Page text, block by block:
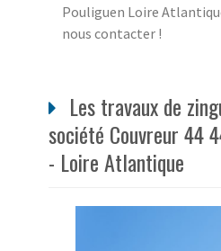
Pouliguen Loire
nous contacter !
Les travaux de
société Couvreur 44
- Loire Atlantique